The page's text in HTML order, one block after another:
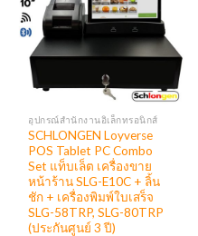
อุปกรณ์สำนักงานอิเล็กทรอนิกส์
SCHLONGEN Loyverse
POS Tablet PC Combo
Set แท็บเล็ต เครื่องขาย
หน้าร้าน SLG-E10C + ลิ้น
ชัก + เครื่องพิมพ์ใบเสร็จ
SLG-58TRP, SLG-80TRP
(ประกันศูนย์ 3 ปี)